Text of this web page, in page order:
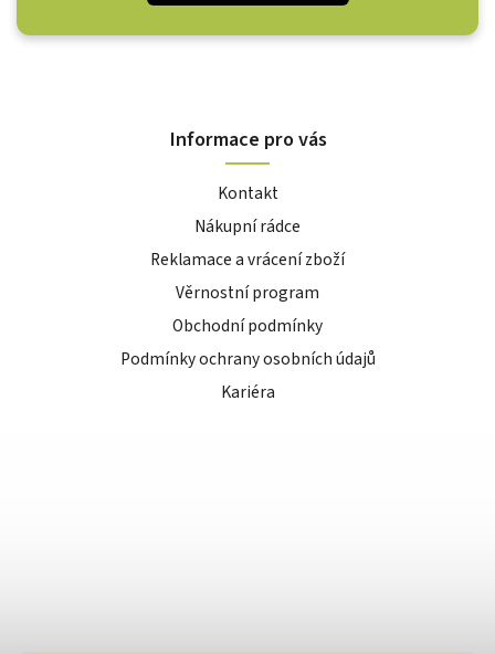
Informace pro vás
Kontakt
Nákupní rádce
Reklamace a vrácení zboží
Věrnostní program
Obchodní podmínky
Podmínky ochrany osobních údajů
Kariéra